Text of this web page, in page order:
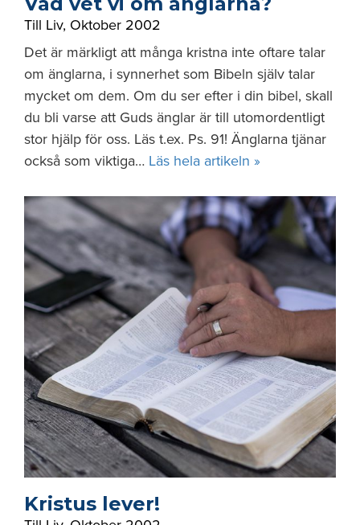
Till Liv, Oktober 2002
Det är märkligt att många kristna inte oftare talar
om änglarna, i synnerhet som Bibeln själv talar
mycket om dem. Om du ser efter i din bibel, skall
du bli varse att Guds änglar är till utomordentligt
stor hjälp för oss. Läs t.ex. Ps. 91! Änglarna tjänar
också som viktiga… Läs hela artikeln »
Kristus lever!